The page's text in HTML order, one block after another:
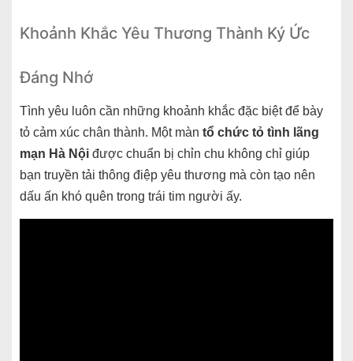
Khoảnh Khắc Yêu Thương Thành Ký Ức
Đáng Nhớ
Tình yêu luôn cần những khoảnh khắc đặc biệt để bày
tỏ cảm xúc chân thành. Một màn tổ chức tỏ tình lãng
mạn Hà Nội được chuẩn bị chỉn chu không chỉ giúp
bạn truyền tải thông điệp yêu thương mà còn tạo nên
dấu ấn khó quên trong trái tim người ấy.